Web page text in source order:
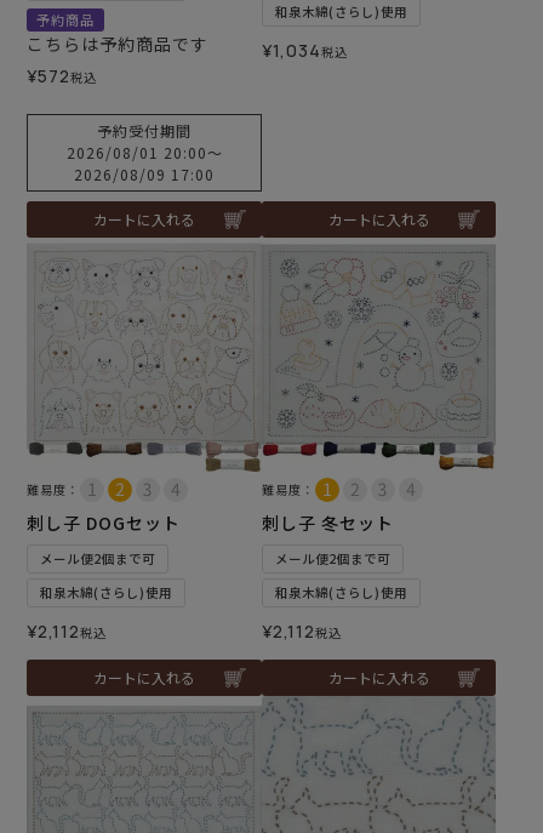
予約商品
こちらは予約商品です
¥572税込
予約受付期間
2026/08/01 20:00〜
2026/08/09 17:00
カートに入れる
和泉木綿(さらし)使用
¥1,034税込
カートに入れる
難易度：
刺し子 DOGセット
メール便2個まで可
和泉木綿(さらし)使用
¥2,112税込
カートに入れる
難易度：
刺し子 冬セット
メール便2個まで可
和泉木綿(さらし)使用
¥2,112税込
カートに入れる